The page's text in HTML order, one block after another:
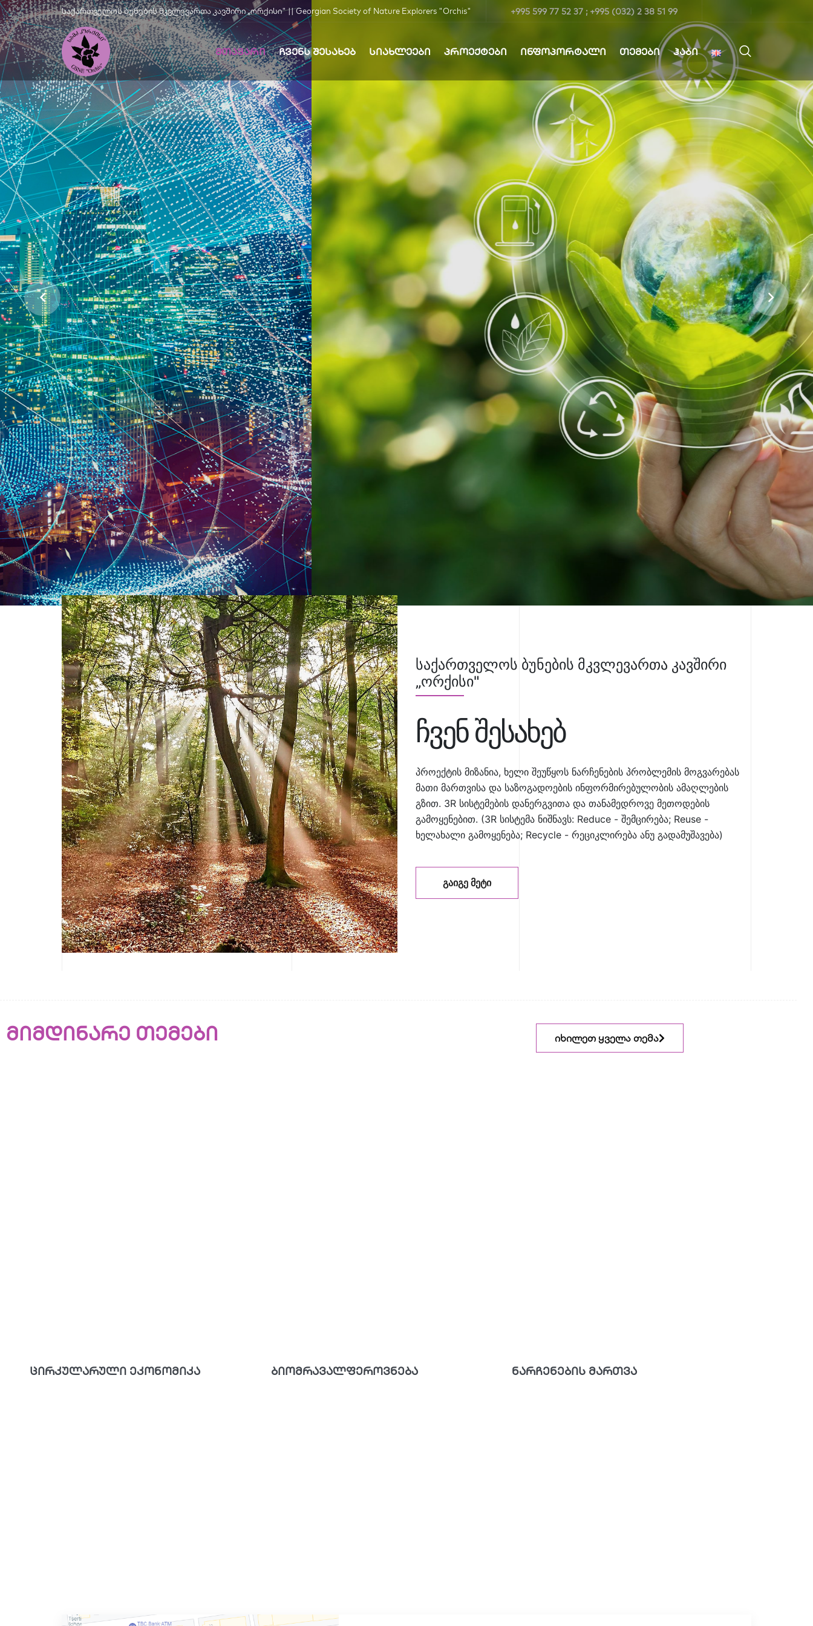
საქართველოს ბუნების მკვლევართა კავშირი „ორქისი" || Georgian Society of Nature Explorers "Orchis" +995 599 77 52 37 ; +995 (032) 2 38 51 99
ᲛᲗᲐᲕᲐᲠᲘ ᲩᲕᲔᲜᲡ ᲨᲔᲡᲐᲮᲔᲑ ᲡᲘᲐᲮᲚᲔᲔᲑᲘ ᲞᲠᲝᲔᲥᲢᲔᲑᲘ ᲘᲜᲤᲝᲞᲝᲠᲢᲐᲚᲘ ᲗᲔᲛᲔᲑᲘ ᲰᲐᲑᲘ
Მწვანე
Განვითარება
ჩვენი პლანეტის დასაცავად
პროექტების მხარდაჭერა
ᲕᲘᲜ ᲕᲐᲠᲗ ᲠᲐᲡ ᲕᲐᲙᲔᲗᲔᲑᲗ
საქართველოს ბუნების მკვლევართა კავშირი
„ორქისი"
ჩვენ შესახებ
პროექტის მიზანია, ხელი შეუწყოს ნარჩენების პრობლემის მოგვარებას
მათი მართვისა და საზოგადოების ინფორმირებულობის ამაღლების
გზით. 3R სისტემების დანერგვითა და თანამედროვე მეთოდების
გამოყენებით. (3R სისტემა ნიშნავს: Reduce - შემცირება; Reuse -
ხელახალი გამოყენება; Recycle - რეციკლირება ანუ გადამუშავება)
ᲒᲐᲘᲒᲔ ᲛᲔᲢᲘ
მიმდინარე თემები იხილეთ ყველა თემა
ცირკულარული ეკონომიკა ბიომრავალფეროვნება ნარჩენების მართვა